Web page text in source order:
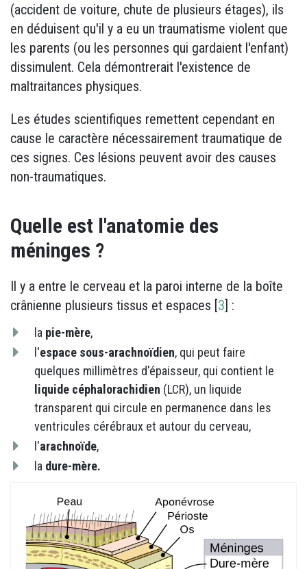
(accident de voiture, chute de plusieurs étages), ils
en déduisent qu'il y a eu un traumatisme violent que
les parents (ou les personnes qui gardaient l'enfant)
dissimulent. Cela démontrerait l'existence de
maltraitances physiques.
Les études scientifiques remettent cependant en
cause le caractère nécessairement traumatique de
ces signes. Ces lésions peuvent avoir des causes
non-traumatiques.
Quelle est l'anatomie des
méninges ?
Il y a entre le cerveau et la paroi interne de la boîte
crânienne plusieurs tissus et espaces [3] :
la pie-mère,
l'espace sous-arachnoïdien, qui peut faire
quelques millimètres d'épaisseur, qui contient le
liquide céphalorachidien (LCR), un liquide
transparent qui circule en permanence dans les
ventricules cérébraux et autour du cerveau,
l'arachnoïde,
la dure-mère.